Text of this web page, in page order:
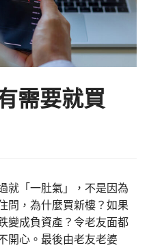
需要就買
就「一肚氣」，不是因為
問，為什麼買新樓？如果
變成負資產？令老友面都
開心。最後由老友老婆